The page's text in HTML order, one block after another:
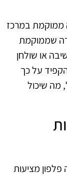
ממוקמת במרכז
שממוקמת
או שולחן
על כך
מה שיכול
פלפון מציעות